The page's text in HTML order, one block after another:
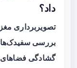
داد؟
تصویربرداری مغز
بررسی